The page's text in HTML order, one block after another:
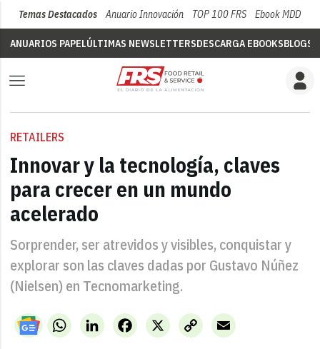
Temas Destacados Anuario Innovación TOP 100 FRS Ebook MDD
ANUARIOS PAPELÚLTIMAS NEWSLETTERSDESCARGA EBOOKSBLOGS
RETAILERS
Innovar y la tecnología, claves
para crecer en un mundo
acelerado
Sorprender, ser atrevidos y visibles, conquistar y
explorar son las claves dadas por Gustavo Núñez
(Nielsen) en Tecnomarketing.
WhatsAppLinkedIn X
Facebook
Copy
Link
Email